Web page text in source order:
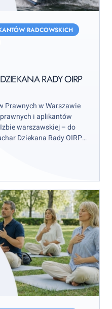
RADCOWSKICH
RADY OIRP
Prawnych w Warszawie
i aplikantów
warszawskiej – do
Dziekana Rady OIRP
przy czym